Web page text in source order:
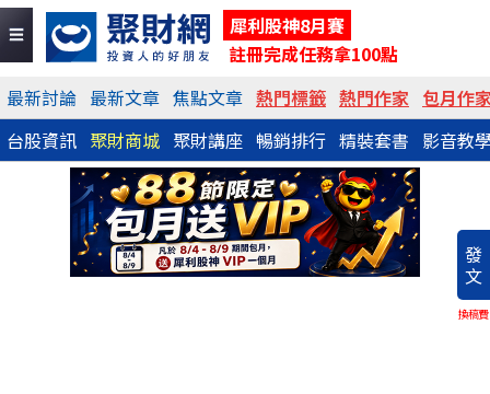
犀利股神8月賽
註冊完成任務拿100點
最新討論 最新文章 焦點文章 熱門標籤 熱門作家 包月作
台股資訊 聚財商城 聚財講座 暢銷排行 精裝套書 影音教
發
文
換稿費